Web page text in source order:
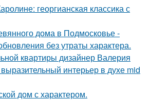
георгианская классика с
дома в Подмосковье -
без утраты характера.
квартиры дизайнер Валерия
интерьер в духе mid
дом с характером.